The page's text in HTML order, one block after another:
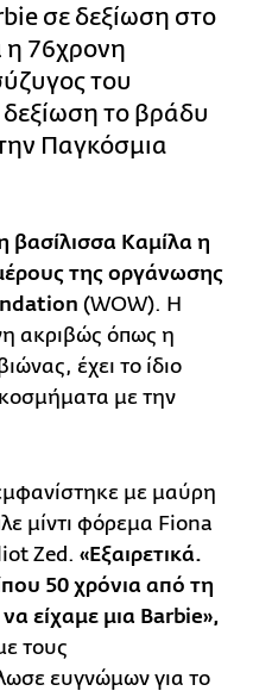
σε δεξίωση στο
η 76χρονη
του
το βράδυ
Παγκόσμια
Καμίλα η
της οργάνωσης
(WOW). Η
ακριβώς όπως η
έχει το ίδιο
κοσμήματα με την
με μαύρη
μίντι φόρεμα Fiona
Zed. «Εξαιρετικά.
50 χρόνια από τη
είχαμε μια Barbie»,
τους
ευγνώμων για το